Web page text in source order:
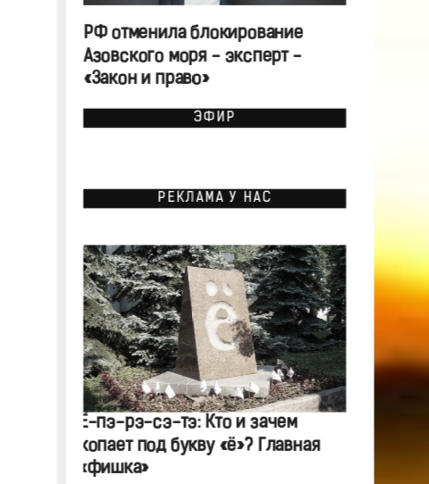
РФ отменила блокирование
Азовского моря - эксперт -
«Закон и право»
ЭФИР
РЕКЛАМА У НАС
Ё-пэ-рэ-сэ-тэ: Кто и зачем
копает под букву «ё»? Главная
«фишка»